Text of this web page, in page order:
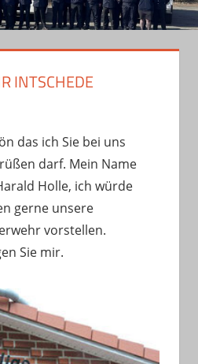
INTSCHEDE
das ich Sie bei uns
darf. Mein Name
Holle, ich würde
gerne unsere
vorstellen.
Sie mir.